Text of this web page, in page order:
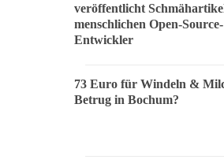
veröffentlicht
menschlichen Open-Source-
Entwickler
73 Euro für Windeln &
Betrug in Bochum?